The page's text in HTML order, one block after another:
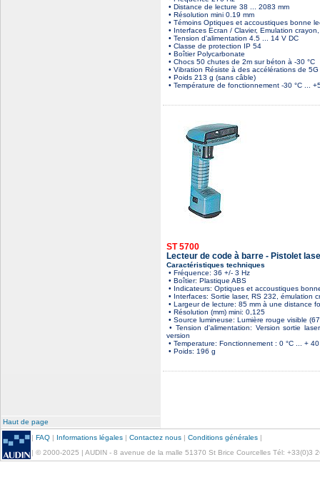
• Distance de lecture 38 ... 2083 mm
• Résolution mini 0.19 mm
• Témoins Optiques et accoustiques bonne
• Interfaces Ecran / Clavier, Emulation
• Tension d'alimentation 4.5 ... 14 V DC
• Classe de protection IP 54
• Boîtier Polycarbonate
• Chocs 50 chutes de 2m sur béton à -30 °C
• Vibration Résiste à des accélérations de
• Poids 213 g (sans câble)
• Température de fonctionnement -30 °C ...
ST 5700
Lecteur de code à barre - Pistolet
Caractéristiques techniques
• Fréquence: 36 +/- 3 Hz
• Boîtier: Plastique ABS
• Indicateurs: Optiques et accoustiques
• Interfaces: Sortie laser, RS 232, émulation
• Largeur de lecture: 85 mm à une distance
• Résolution (mm) mini: 0,125
• Source lumineuse: Lumière rouge visible
• Tension d'alimentation: Version sortie
version
• Temperature: Fonctionnement : 0 °C ... +
• Poids: 196 g
Haut de page
| FAQ | Informations légales | Contactez nous | Conditions générales |
| © 2000-2025 | AUDIN - 8 avenue de la malle 51370 St Brice Courcelles Tél: